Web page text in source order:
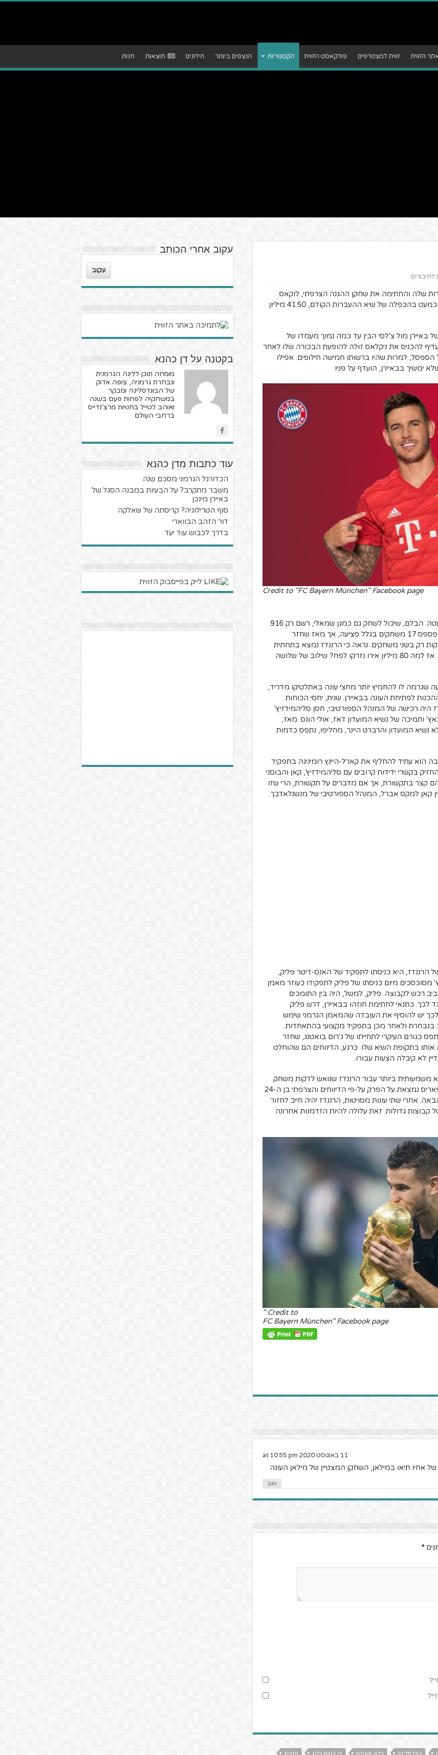
הזווית זווית למצטרפים פודקאסט הזווית הקטגוריות הנצפים ביותר חידונים תוצאות חנות
לחיבורים
שלה והחתימה את שחקן ההגנה הצרפתי, לוקאס
הרננדז, תמורת 80 מיליון אירו. מדובר היה כמעט בהכפלה של שיא ההעברות הקודם, 41.50 מיליון
מול צ'לסי הבין עד כמה נמוך מעמדו של
להכניס את ניקלאס זולה להופעת הבכורה שלו לאחר
למרות שהיו ברשותו חמישה חילופים. אפילו
ימשיך בבאיירן, הועדף על פניו.
Credit to "FC Bayern München" Facebook page
הרננדז רושם עונה לא מוצלחת בלשון המעטה. הבלם, שיכול לשחק גם כמגן שמאלי, רשם רק 916
דקות משחק בבונדסליגה העונה. נכון, הוא פספס 17 משחקים בגלל פציעה, אך מאז שחזר
במחזור ה-21, הוא השלים 90 דקות רק בשני משחקים. נראה כי הרננדז נמצא בתחתית
סולם המעמדות של שחקני ההגנה בבאיירן. אז למה 80 מיליון אירו נזרקו לפח? שילוב של שלושה
שגרמה לו להחמיץ יותר מחצי עונה באתלטיקו מדריד,
לפתיחת העונה בבאיירן. שנית, יחסי הכוחות
היה רכישה של המנהל הספורטיבי, חסן סליהמידזיץ'
ותמיכה של נשיא המועדון דאז, אולי הונס. מאז,
המועדון והרברט היינר, מחליפו, נתפס כדמות
הוא עתיד להחליף את קארל-היינץ רומיניגה בתפקיד
בקשרי ידידות קרובים עם סליהמידזיץ', קאן והבוסני
קצר בתקשורת, אך אם מדברים על תקשורת, הרי שזו
קאן למקס אברל, המנהל הספורטיבי של מנשנלאדבך.
הרננדז, היא כניסתו לתפקיד של האנס-דיטר פליק,
מסוכסכים מיום כניסתו של פליק לתפקידו כעוזר מאמן
רכש לקבוצה. פליק, למשל, היה בין התומכים
לכך. כתנאי לחתימת חוזהו בבאיירן, דרש פליק
יש להוסיף את העובדה שהמאמן הגרמני שימש
בנבחרת ולאחר מכן בתפקיד מקצועי בהתאחדות.
כגורם העיקרי לתחייתו של ג'רום בואטנג, שחזר
אותו בתקופת השיא שלו. כרגע, הדיווחים הם שהוחלט
לא קיבלה הצעות עבורו.
ביותר עבור הרננדז שנואש לדקות משחק
וחייב להבין את מעמדו. מכירה אפשרית לפאריס נמצאת על הפרק על-פי הדיווחים והצרפתי בן ה-24
אחרי שתי עונות מסויטות, הרננדז יהיה חייב לחזור
גדולות. זאת עלולה להיות הזדמנות אחרונה
Credit to "
FC Bayern München" Facebook page
11 באוגוסט 2020 at 10:55 pm
של אחיו תיאו במילאן, השחקן המצטיין של מילאן העונה
הגב
*
בונדסליגה בלוג ספורט דן כהנא בלוג הזווית
עקוב אחרי הכותב
עקוב
בקטנה על דן כהנא
מומחה תוכן לליגה הגרמנית
ונבחרת גרמניה, צופה אדוק
של הבונדסליגה ומבקר
במשחקיה לפחות פעם בשנה
ואוהב לטייל בחנויות מרצ'נדייס
ברחבי העולם
עוד כתבות מדן כהנא
הכדורגל הגרמני מסכם שנה
משבר מתקרב? על הבעיות במבנה הסגל של
באיירן מינכן
סוף הטרילוגיה? קריסתה של שאלקה
דור הזהב הבווארי
בדרך לכבוש עוד יעד